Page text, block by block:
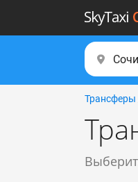
Трансферы